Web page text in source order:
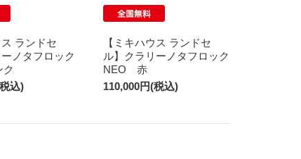
ス ランドセ
ノタフロック
込)
【ミキハウス ランドセ
ル】クラリーノタフロック
NEO 赤
110,000円(税込)